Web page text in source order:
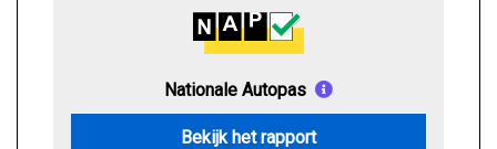
Nationale Autopas
Bekijk het rapport